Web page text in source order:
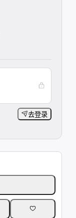
去登录